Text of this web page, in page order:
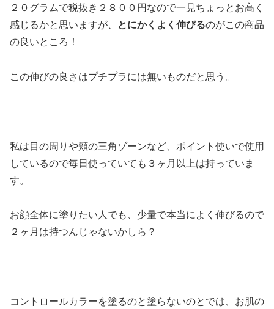
２０グラムで税抜き２８００円なので一見ちょっとお高く
感じるかと思いますが、
とにかくよく伸びるのがこの商品
の良いところ！
この伸びの良さはプチプラには無いものだと思う。
私は目の周りや頬の三角ゾーンなど、ポイント使いで使用
しているので毎日使っていても３ヶ月以上は持っていま
す。
お顔全体に塗りたい人でも、少量で本当によく伸びるので
２ヶ月は持つんじゃないかしら？
コントロールカラーを塗るのと塗らないのとでは、お肌の